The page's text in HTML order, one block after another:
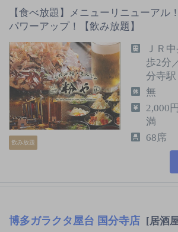
【食べ放題】メニューリニューアル
パワーアップ！【飲み放題】
飲み放題
ＪＲ
歩2分
分寺
無
2,000
満
68席
博多ガラクタ屋台 国分寺店 [居酒